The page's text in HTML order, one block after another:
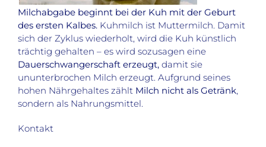
Milchabgabe beginnt bei der Kuh mit der Geburt
des ersten Kalbes. Kuhmilch ist Muttermilch. Damit
sich der Zyklus wiederholt, wird die Kuh künstlich
trächtig gehalten – es wird sozusagen eine
Dauerschwangerschaft erzeugt, damit sie
ununterbrochen Milch erzeugt. Aufgrund seines
hohen Nährgehaltes zählt Milch nicht als Getränk,
sondern als Nahrungsmittel.
Kontakt